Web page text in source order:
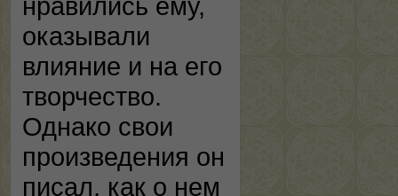
оказывали
влияние и на его
творчество.
Однако свои
произведения он
писал, как о нем